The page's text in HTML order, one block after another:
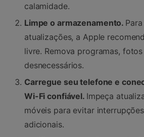
calamidade.
Limpe o armazenamento.
atualizações, a Apple
livre. Remova programas,
desnecessários.
Carregue seu telefone e
Wi-Fi confiável. Impeça
móveis para evitar
adicionais.